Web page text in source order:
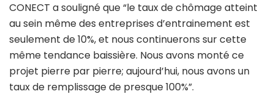
CONECT a souligné que “le taux de chômage atteint
au sein même des entreprises d’entrainement est
seulement de 10%, et nous continuerons sur cette
même tendance baissière. Nous avons monté ce
projet pierre par pierre; aujourd’hui, nous avons un
taux de remplissage de presque 100%”.